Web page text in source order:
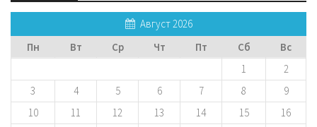
Август 2026
Пн
Вт Ср Чт Пт Сб Вс
1
2
3
4 5 6 7 8
9
10
11 12 13 14 15
16